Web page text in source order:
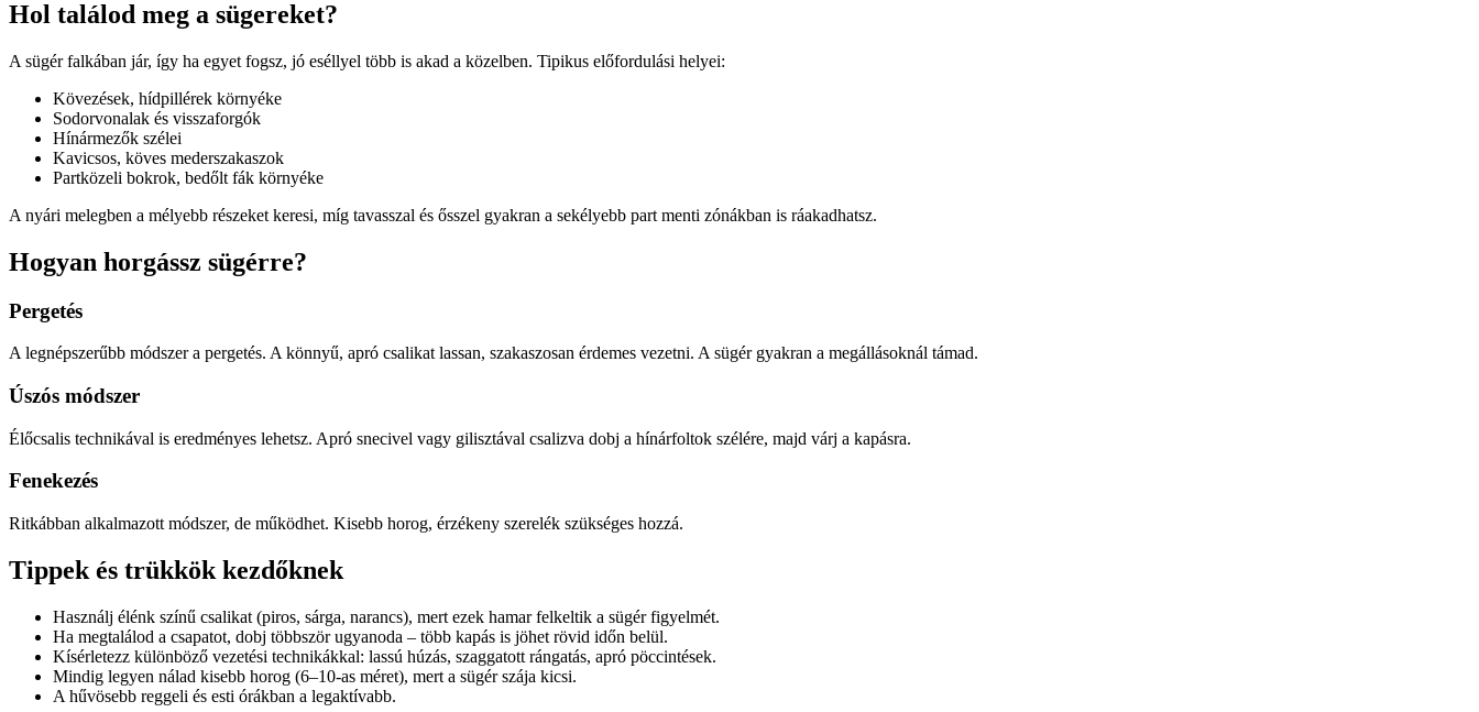
Hol találod meg a sügereket?
A sügér falkában jár, így ha egyet fogsz, jó eséllyel több is akad a közelben. Tipikus előfordulási helyei:
Kövezések, hídpillérek környéke
Sodorvonalak és visszaforgók
Hínármezők szélei
Kavicsos, köves mederszakaszok
Partközeli bokrok, bedőlt fák környéke
A nyári melegben a mélyebb részeket keresi, míg tavasszal és ősszel gyakran a sekélyebb part menti zónákban is ráakadhatsz.
Hogyan horgássz sügérre?
Pergetés
A legnépszerűbb módszer a pergetés. A könnyű, apró csalikat lassan, szakaszosan érdemes vezetni. A sügér gyakran a megállásoknál támad.
Úszós módszer
Élőcsalis technikával is eredményes lehetsz. Apró snecivel vagy gilisztával csalizva dobj a hínárfoltok szélére, majd várj a kapásra.
Fenekezés
Ritkábban alkalmazott módszer, de működhet. Kisebb horog, érzékeny szerelék szükséges hozzá.
Tippek és trükkök kezdőknek
Használj élénk színű csalikat (piros, sárga, narancs), mert ezek hamar felkeltik a sügér figyelmét.
Ha megtalálod a csapatot, dobj többször ugyanoda – több kapás is jöhet rövid időn belül.
Kísérletezz különböző vezetési technikákkal: lassú húzás, szaggatott rángatás, apró pöccintések.
Mindig legyen nálad kisebb horog (6–10-as méret), mert a sügér szája kicsi.
A hűvösebb reggeli és esti órákban a legaktívabb.